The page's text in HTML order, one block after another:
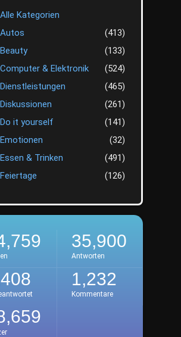
Alle Kategorien
Autos
(413)
Beauty
(133)
Computer & Elektronik
(524)
Dienstleistungen
(465)
Diskussionen
(261)
Do it yourself
(141)
Emotionen
(32)
Essen & Trinken
(491)
Feiertage
(126)
Gesellschaft
(446)
Bildung
(27)
Soziale Dienste
35,900
Antworten
1,232
Kommentare